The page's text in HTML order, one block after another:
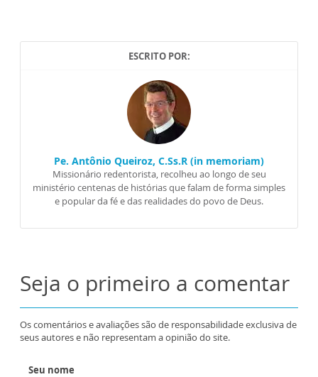
ESCRITO POR:
Pe. Antônio Queiroz, C.Ss.R (in memoriam)
Missionário redentorista, recolheu ao longo de seu
ministério centenas de histórias que falam de forma simples
e popular da fé e das realidades do povo de Deus.
Seja o primeiro a comentar
Os comentários e avaliações são de responsabilidade exclusiva de
seus autores e não representam a opinião do site.
Seu nome